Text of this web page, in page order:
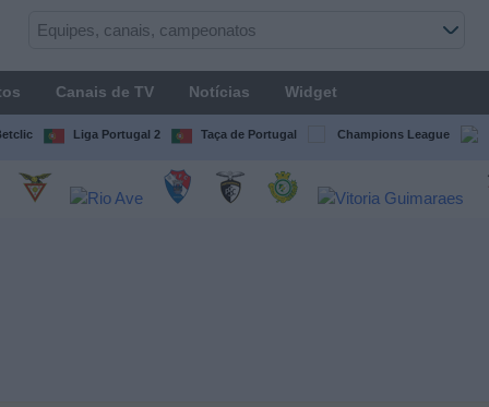
Canais de TV Notícias Widget
Liga Portugal 2 Taça de Portugal Champions League